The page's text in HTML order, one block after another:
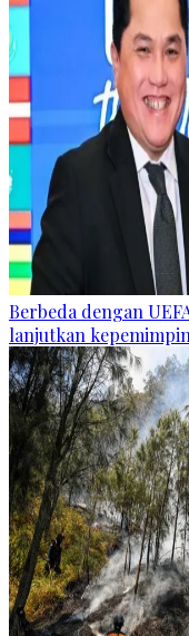
Berbeda dengan
lanjutkan